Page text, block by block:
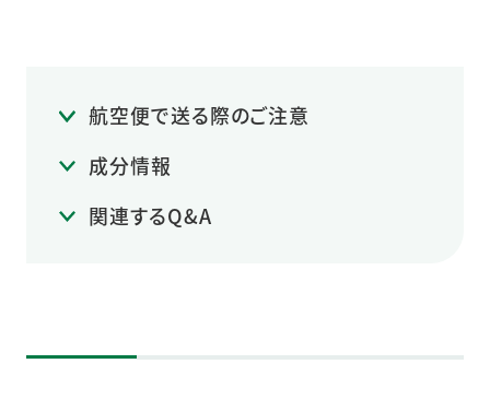
航空便で送る際のご注意
成分情報
関連するQ&A